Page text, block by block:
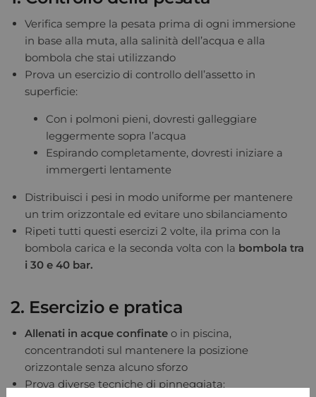
Verifica sempre la pesata prima di ogni immersione
in base alla muta, alla salinità dell’acqua e alla
bombola che stai utilizzando
Prova un esercizio di controllo dell’assetto in
superficie:
Con i polmoni pieni, dovresti galleggiare
leggermente sopra l’acqua
Espirando completamente, dovresti iniziare a
immergerti lentamente
Distribuisci i pesi in modo uniforme per mantenere
un trim orizzontale ed evitare uno sbilanciamento
Ripeti tutti questi esercizi 2 volte, ila prima con la
bombola carica e la seconda volta con la bombola tra
i 30 e 40 bar.
2. Esercizio e pratica
Allenati in acque confinate o in piscina,
concentrandoti sul mantenere la posizione
orizzontale senza alcuno sforzo
Prova diverse tecniche di pinneggiata: